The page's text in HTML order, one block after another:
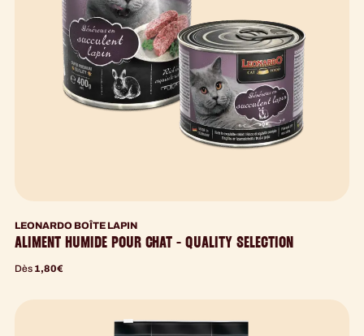
LEONARDO BOÎTE LAPIN
ALIMENT HUMIDE POUR CHAT - QUALITY SELECTION
Dès 1,80€